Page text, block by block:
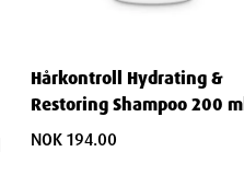
Hårkontroll Hydrating &
Restoring Shampoo 200 ml
NOK 194.00